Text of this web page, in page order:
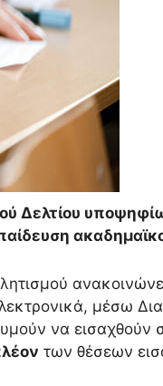
Δελτίου
μέσω
να εισαχθούν
των θέσεων